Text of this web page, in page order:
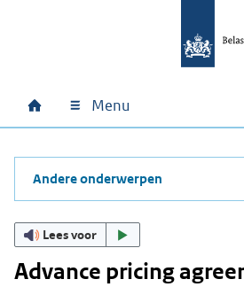
Hoofdnavigatie
Home Menu
Andere onderwerpen
Lees voor
Advance pricing